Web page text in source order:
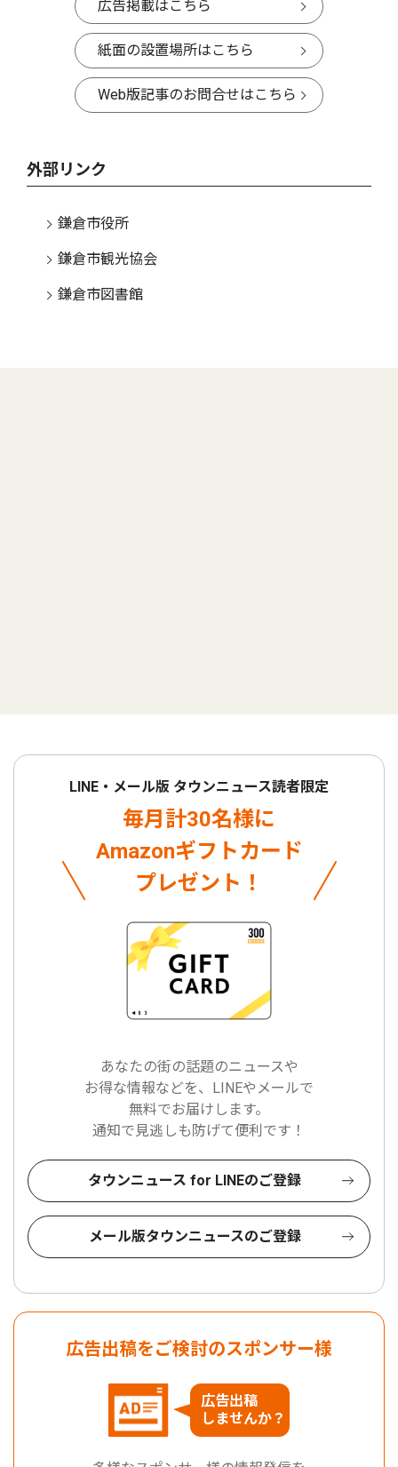
広告掲載はこちら
紙面の設置場所はこちら
Web版記事のお問合せはこちら
外部リンク
鎌倉市役所
鎌倉市観光協会
鎌倉市図書館
LINE・メール版 タウンニュース読者限定
毎月計30名様に
Amazonギフトカード
プレゼント！
あなたの街の話題のニュースや
お得な情報などを、LINEやメールで
無料でお届けします。
通知で見逃しも防げて便利です！
タウンニュース for LINEのご登録
メール版タウンニュースのご登録
広告出稿をご検討のスポンサー様
広告出稿
しませんか？